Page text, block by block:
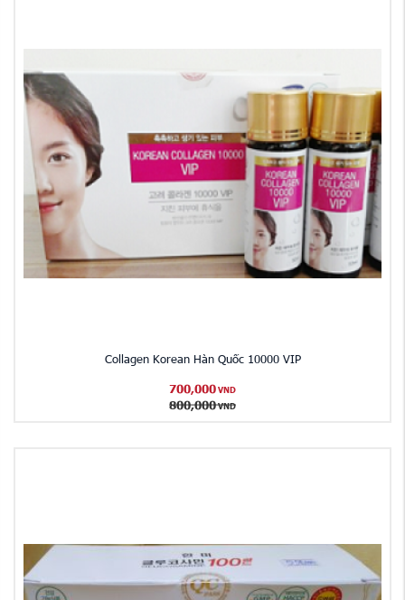
Collagen Korean Hàn Quốc 10000 VIP
700,000 VND
800,000 VND